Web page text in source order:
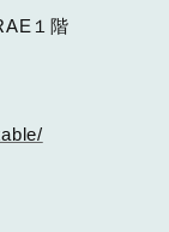
１階